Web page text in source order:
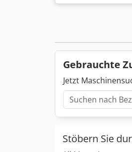
Gebrauchte
Jetzt
Stöbern Sie